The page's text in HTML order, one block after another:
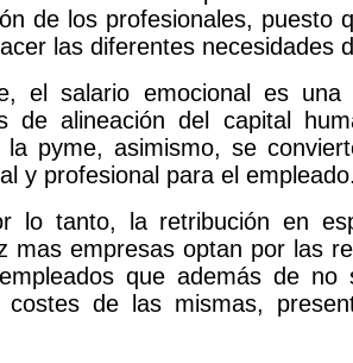
de los profesionales, puesto
las diferentes necesidades
el salario emocional es
de alineación del capital
la pyme, asimismo, se
y profesional para el
lo tanto, la retribución en
mas empresas optan por las
que además de no
de las mismas,